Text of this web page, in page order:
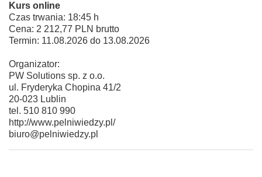
Kurs online
Czas trwania: 18:45 h
Cena: 2 212,77 PLN brutto
Termin: 11.08.2026 do 13.08.2026
Organizator:
PW Solutions sp. z o.o.
ul. Fryderyka Chopina 41/2
20-023 Lublin
tel. 510 810 990
http://www.pelniwiedzy.pl/
biuro@pelniwiedzy.pl